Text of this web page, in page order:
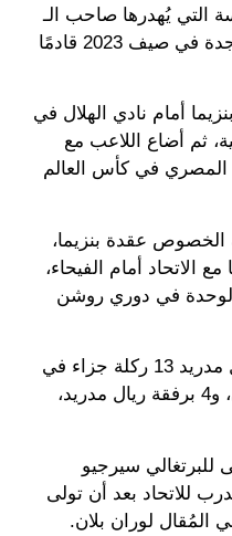
التي يُهدرها صاحب الـ
36 عامًا منذ انضمامه إلى نمور جدة في صيف 2023 قادمًا
أمام نادي الهلال في
ثم أضاع اللاعب مع
المصري في كأس العالم
الخصوص عقدة بنزيما،
الاتحاد أمام الفيحاء،
في دوري روشن
وبشكلٍ عام، أهدر أسطورة ريال مدريد 13 ركلة جزاء في
مسيرته 3 مع المنتخب الفرنسي، و4 برفقة ريال مدريد،
للبرتغالي سيرجيو
للاتحاد بعد أن تولى
المُقال لوران بلان.